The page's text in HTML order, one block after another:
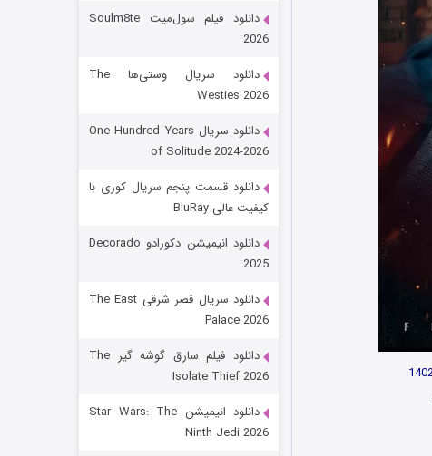
قسمت
باب اسفنجی فصل ۱۷
قسمت
دانلود فیلم سول‌میت Soulm8te
2026
دانلود سریال وستی‌ها The
Westies 2026
دانلود سریال One Hundred Years
of Solitude 2024-2026
دانلود قسمت پنجم سریال کوری با
کیفیت عالی BluRay
دانلود انیمیشن دکورادو Decorado
2025
دانلود سریال قصر شرقی The East
Palace 2026
دانلود فیلم سارق گوشه گیر The
Isolate Thief 2026
دانلود انیمیشن Star Wars: The
Ninth Jedi 2026